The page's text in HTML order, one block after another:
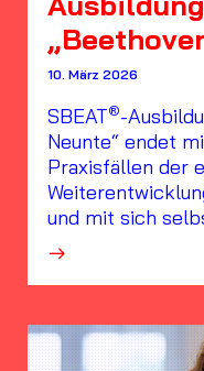
10. März 2026
SBEAT®-
Neunte“ endet
Praxisfällen der
und mit sich